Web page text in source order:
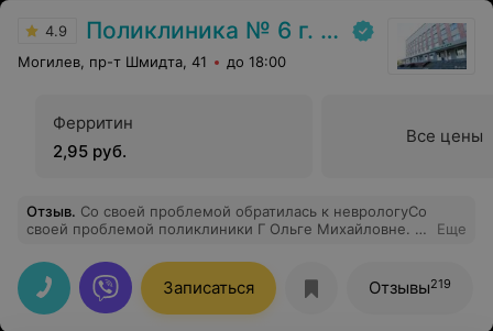
4.9 Поликлиника № 6 г. Могилева
Могилев, пр-т Шмидта, 41 до 18:00
Ферритин
2,95 руб.
Все цены
Отзыв. Со своей проблемой обратилась к неврологуСо
своей проблемой поликлиники Г Ольге Михайловне. С
внимание к своей проблеме и желание тебе помочь.
Правильно назначенные обследования, процедуры и
назначения помогли избежать операционного
вмешательства. Чуткая, внимательная, грамотный
Еще
Записаться Отзывы219